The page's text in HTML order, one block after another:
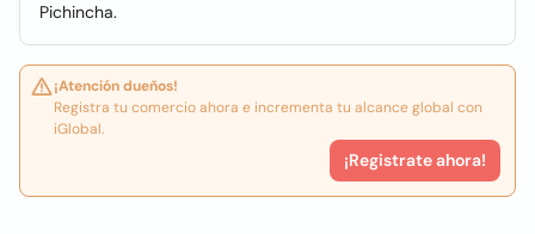
Pichincha.
¡Atención dueños!
Registra tu comercio ahora e incrementa tu alcance global con
iGlobal.
¡Registrate ahora!